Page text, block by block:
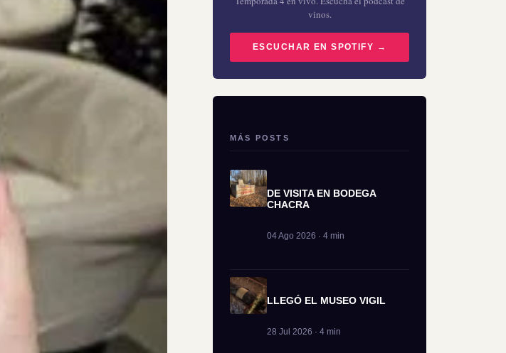
vinos.
ESCUCHAR EN SPOTIFY →
MÁS POSTS
DE VISITA EN BODEGA
CHACRA
04 Ago 2026 · 4 min
LLEGÓ EL MUSEO VIGIL
28 Jul 2026 · 4 min